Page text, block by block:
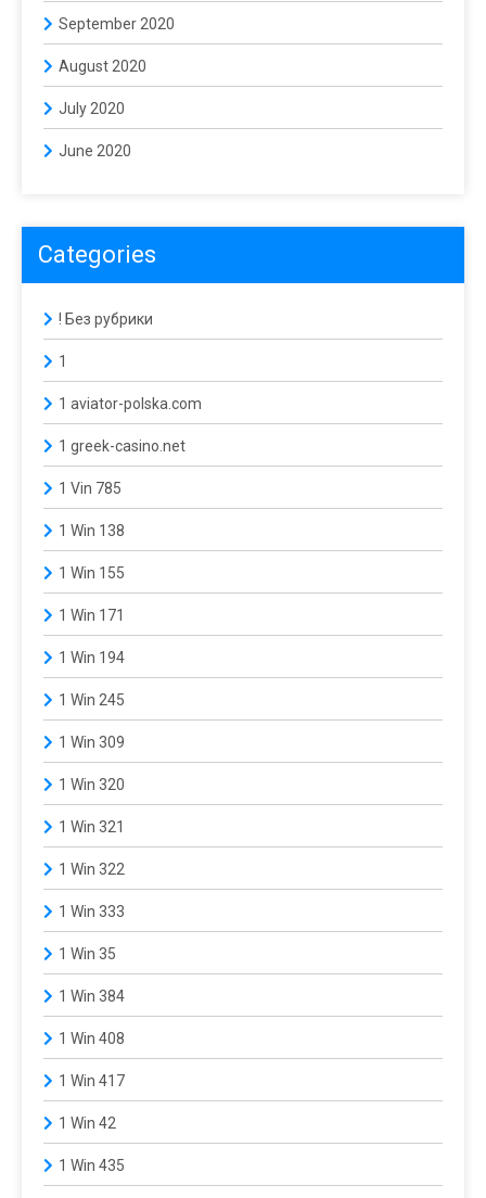
September 2020
August 2020
July 2020
June 2020
Categories
! Без рубрики
1
1 aviator-polska.com
1 greek-casino.net
1 Vin 785
1 Win 138
1 Win 155
1 Win 171
1 Win 194
1 Win 245
1 Win 309
1 Win 320
1 Win 321
1 Win 322
1 Win 333
1 Win 35
1 Win 384
1 Win 408
1 Win 417
1 Win 42
1 Win 435